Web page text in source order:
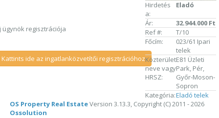
ügynök regisztrációja
Kattints ide az ingatlanközvetítői regisztrációhoz
Hirdetés
a:
Eladó
Ár:
32.944.000 Ft
Ref #:
T/10
Főcím:
023/61 Ipari
telek
Közterület
neve vagy
HRSZ:
E81 Üzleti
Park, Pér,
Győr-Moson-
Sopron
Kategória:Eladó telek
OS Property Real EstateVersion 3.13.3, Copyright (C) 2011 - 2026
Ossolution